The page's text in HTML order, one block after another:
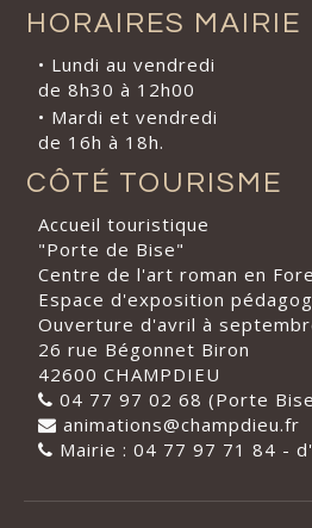
HORAIRES MAIRIE
• Lundi au vendredi
de 8h30 à 12h00
• Mardi et vendredi
de 16h à 18h.
CÔTÉ TOURISME
Accueil touristique
"Porte de Bise"
Centre de l'art roman en
Espace d'exposition
Ouverture d'avril à
26 rue Bégonnet Biron
42600 CHAMPDIEU
04 77 97 02 68 (Porte
animations@champdieu.fr
Mairie : 04 77 97 71 84 -